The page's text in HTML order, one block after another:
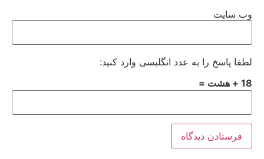
وب‌ سایت
لطفا پاسخ را به عدد انگلیسی وارد کنید:
18 + هشت =